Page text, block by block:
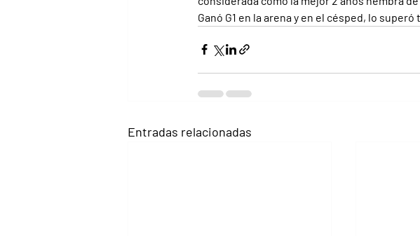
Ganó G1 en la arena y en el césped, lo
Entradas relacionadas